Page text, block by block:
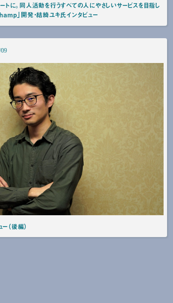
トに。同人活動を行うすべての人にやさしいサービスを目指し
」開発・結綺ユキ氏インタビュー
（後編）